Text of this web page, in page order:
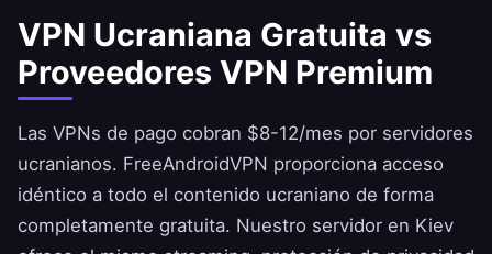
VPN Ucraniana Gratuita vs
Proveedores VPN Premium
Las VPNs de pago cobran $8-12/mes por servidores
ucranianos. FreeAndroidVPN proporciona acceso
idéntico a todo el contenido ucraniano de forma
completamente gratuita. Nuestro servidor en Kiev